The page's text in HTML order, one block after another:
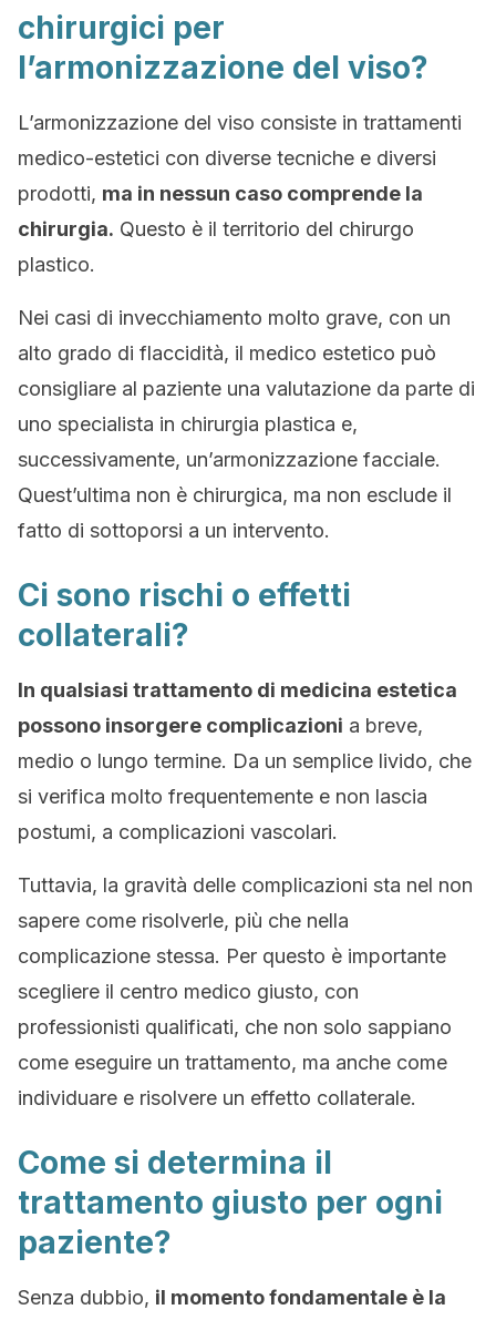
chirurgici per
l’armonizzazione del viso?
L’armonizzazione del viso consiste in trattamenti
medico-estetici con diverse tecniche e diversi
prodotti, ma in nessun caso comprende la
chirurgia. Questo è il territorio del chirurgo
plastico.
Nei casi di invecchiamento molto grave, con un
alto grado di flaccidità, il medico estetico può
consigliare al paziente una valutazione da parte di
uno specialista in chirurgia plastica e,
successivamente, un’armonizzazione facciale.
Quest’ultima non è chirurgica, ma non esclude il
fatto di sottoporsi a un intervento.
Ci sono rischi o effetti
collaterali?
In qualsiasi trattamento di medicina estetica
possono insorgere complicazioni a breve,
medio o lungo termine. Da un semplice livido, che
si verifica molto frequentemente e non lascia
postumi, a complicazioni vascolari.
Tuttavia, la gravità delle complicazioni sta nel non
sapere come risolverle, più che nella
complicazione stessa. Per questo è importante
scegliere il centro medico giusto, con
professionisti qualificati, che non solo sappiano
come eseguire un trattamento, ma anche come
individuare e risolvere un effetto collaterale.
Come si determina il
trattamento giusto per ogni
paziente?
Senza dubbio, il momento fondamentale è la